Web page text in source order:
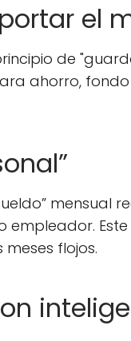
el
de
ahorro, fondo
mensual
empleador.
flojos.